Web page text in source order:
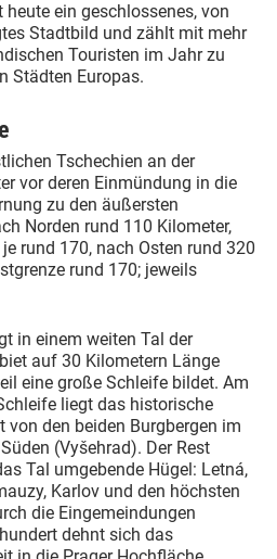
heute ein geschlossenes, von
Stadtbild und zählt mit mehr
Touristen im Jahr zu
Städten Europas.
Tschechien an der
vor deren Einmündung in die
zu den äußersten
Norden rund 110 Kilometer,
rund 170, nach Osten rund 320
rund 170; jeweils
in einem weiten Tal der
auf 30 Kilometern Länge
eine große Schleife bildet. Am
liegt das historische
von den beiden Burgbergen im
(Vyšehrad). Der Rest
Tal umgebende Hügel: Letná,
Karlov und den höchsten
die Eingemeindungen
dehnt sich das